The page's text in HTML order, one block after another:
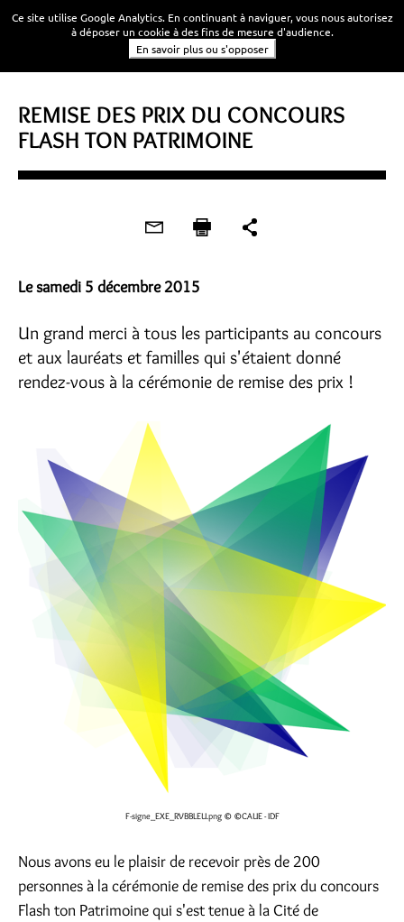
REMISE DES PRIX DU CONCOURS
FLASH TON PATRIMOINE
Le samedi 5 décembre 2015
Un grand merci à tous les participants au concours
et aux lauréats et familles qui s'étaient donné
rendez-vous à la cérémonie de remise des prix !
F-signe_EXE_RVBBLEU.png © ©CAUE - IDF
Nous avons eu le plaisir de recevoir près de 200
personnes à la cérémonie de remise des prix du concours
Flash ton Patrimoine qui s'est tenue à la Cité de
Ce site utilise Google Analytics. En continuant à naviguer, vous nous autorisez
à déposer un cookie à des fins de mesure d'audience.
En savoir plus ou s'opposer